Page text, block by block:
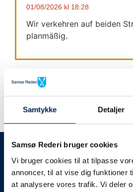
Samtykke Detaljer
Samsø Rederi bruger cookies
Vi bruger cookies til at tilpasse
annoncer, til at vise dig funktioner
at analysere vores trafik. Vi deler
01/08/2026 18:28
Wir verkehren auf beiden
planmäßig.
Wir geben immer Bescheid
Wir werden